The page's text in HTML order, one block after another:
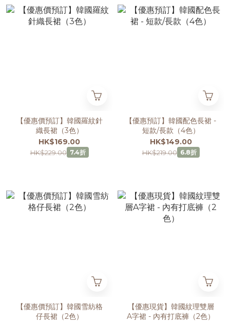
【優惠價預訂】韓國羅紋針
織長裙（3色）
HK$169.00
HK$229.00 7.4折
【優惠預訂】韓國配色長裙 -
短款/長款（4色）
HK$149.00
HK$219.00 6.8折
【優惠價預訂】韓國雪紡格
仔長裙（2色）
【優惠現貨】韓國紋理雙層
A字裙 - 內有打底褲（2色）